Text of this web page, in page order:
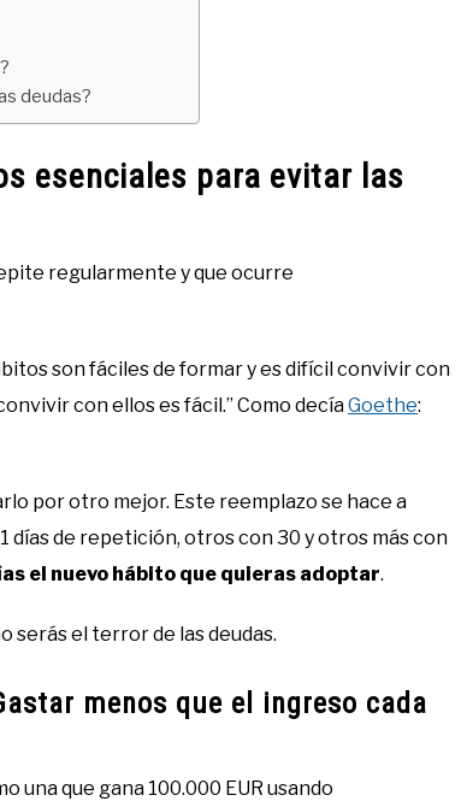
deudas?
esenciales para evitar las
regularmente y que ocurre
son fáciles de formar y es difícil convivir con
con ellos es fácil.” Como decíaGoethe:
por otro mejor. Este reemplazo se hace a
días de repetición, otros con 30 y otros más con
el nuevo hábito que quieras adoptar.
serás el terror de las deudas.
menos que el ingreso cada
una que gana 100.000 EUR usando